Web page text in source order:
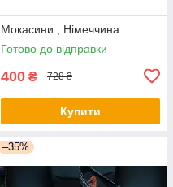
Мокасини , Німеччина
Готово до відправки
400 ₴ 728 ₴
Купити
–35%